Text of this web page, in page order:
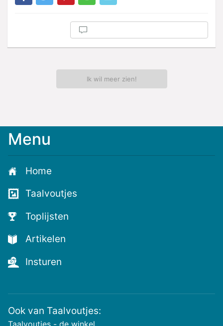
Ik wil meer zien!
Meld
voor
de
nieuwste
voutjes
en
de
voutste
nieuwtjes!
Menu
Home
Taalvoutjes
Toplijsten
Artikelen
Insturen
Ook van Taalvoutjes:
Taalvoutjes - de winkel